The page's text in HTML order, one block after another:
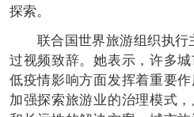
探索。
联合国世界旅游组织执行
过视频致辞。她表示，许多
低疫情影响方面发挥着重要
加强探索旅游业的治理模式